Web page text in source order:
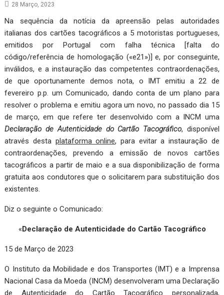
28 Março, 2023
Na sequência da notícia da apreensão pelas autoridades
italianas dos cartões tacográficos a 5 motoristas portugueses,
emitidos por Portugal com falha técnica [falta do
código/referência de homologação («e21»)] e, por conseguinte,
inválidos, e a instauração das competentes contraordenações,
de que oportunamente demos nota, o IMT emitiu a 22 de
fevereiro p.p. um Comunicado, dando conta de um plano para
resolver o problema e emitiu agora um novo, no passado dia 15
de março, em que refere ter desenvolvido com a INCM uma
Declaração de Autenticidade do Cartão Tacográfico, disponível
através desta plataforma online, para evitar a instauração de
contraordenações, prevendo a emissão de novos cartões
tacográficos a partir de maio e a sua disponibilização de forma
gratuita aos condutores que o solicitarem para substituição dos
existentes.
Diz o seguinte o Comunicado:
«Declaração de Autenticidade do Cartão Tacográfico
15 de Março de 2023
O Instituto da Mobilidade e dos Transportes (IMT) e a Imprensa
Nacional Casa da Moeda (INCM) desenvolveram uma Declaração
de Autenticidade do Cartão Tacográfico personalizada,